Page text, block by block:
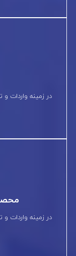
در زمینه واردات
در زمینه واردات